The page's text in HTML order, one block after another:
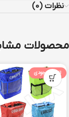
نظرات (0)
محصولات
اتمام موجودی